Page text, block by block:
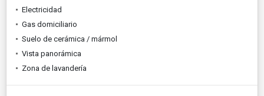
Electricidad
Gas domiciliario
Suelo de cerámica / mármol
Vista panorámica
Zona de lavandería